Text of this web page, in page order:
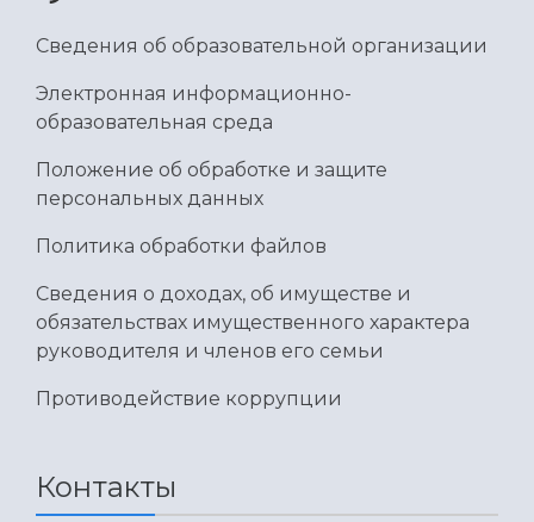
Международный межвузовский кампус
Сведения об образовательной организации
Официальные документы
Сведения об образовательной организации
Электронная информационно-
образовательная среда
Положение об обработке и защите
персональных данных
Политика обработки файлов
Сведения о доходах, об имуществе и
обязательствах имущественного характера
руководителя и членов его семьи
Противодействие коррупции
Контакты